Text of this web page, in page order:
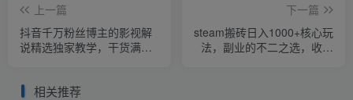
上一篇
抖音千万粉丝博主的影视解
说精选独家教学，干货满
下一篇
steam搬砖日入1000+核心玩
法，副业的不二之选，收益
相关推荐